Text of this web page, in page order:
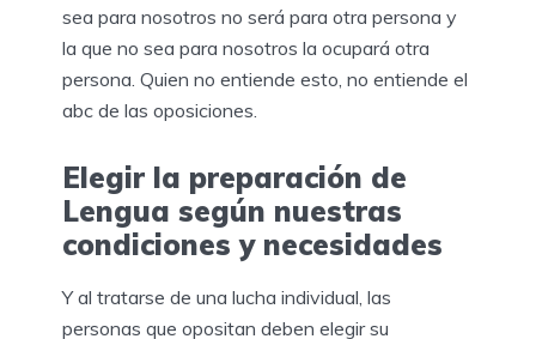
sea para nosotros no será para otra persona y
la que no sea para nosotros la ocupará otra
persona. Quien no entiende esto, no entiende el
abc de las oposiciones.
Elegir la preparación de
Lengua según nuestras
condiciones y necesidades
Y al tratarse de una lucha individual, las
personas que opositan deben elegir su